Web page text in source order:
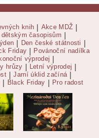
knih Akce MDŽ
časopisům
Den české státnosti
Friday Povánoční nadílka
výprodej
hrůzy Letní výprodej
Jarní úklid začíná
Black Friday Pro radost